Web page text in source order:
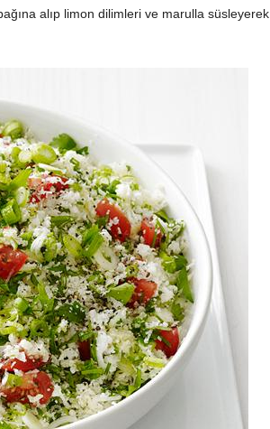
alıp limon dilimleri ve marulla süsleyerek